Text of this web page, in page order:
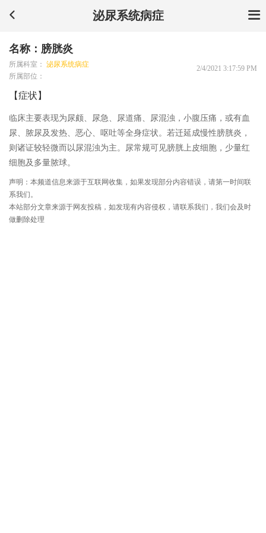
泌尿系统病症
名称：膀胱炎
所属科室： 泌尿系统病症
所属部位：
2/4/2021 3:17:59 PM
【症状】
临床主要表现为尿颇、尿急、尿道痛、尿混浊，小腹压痛，或有血
尿、脓尿及发热、恶心、呕吐等全身症状。若迁延成慢性膀胱炎，
则诸证较轻微而以尿混浊为主。尿常规可见膀胱上皮细胞，少量红
细胞及多量脓球。
声明：本频道信息来源于互联网收集，如果发现部分内容错误，请第一时间联
系我们。
本站部分文章来源于网友投稿，如发现有内容侵权，请联系我们，我们会及时
做删除处理